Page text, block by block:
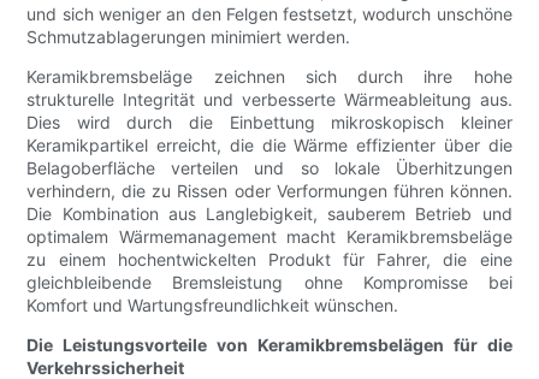
und sich weniger an den Felgen festsetzt, wodurch unschöne
Schmutzablagerungen minimiert werden.
Keramikbremsbeläge zeichnen sich durch ihre hohe
strukturelle Integrität und verbesserte Wärmeableitung aus.
Dies wird durch die Einbettung mikroskopisch kleiner
Keramikpartikel erreicht, die die Wärme effizienter über die
Belagoberfläche verteilen und so lokale Überhitzungen
verhindern, die zu Rissen oder Verformungen führen können.
Die Kombination aus Langlebigkeit, sauberem Betrieb und
optimalem Wärmemanagement macht Keramikbremsbeläge
zu einem hochentwickelten Produkt für Fahrer, die eine
gleichbleibende Bremsleistung ohne Kompromisse bei
Komfort und Wartungsfreundlichkeit wünschen.
Die Leistungsvorteile von Keramikbremsbelägen für die
Verkehrssicherheit